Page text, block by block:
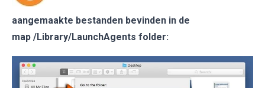
aangemaakte bestanden bevinden in de
map /Library/LaunchAgents folder: